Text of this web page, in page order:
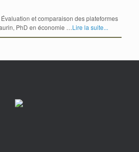
et comparaison des plateformes
PhD en économie …Lire la suite...